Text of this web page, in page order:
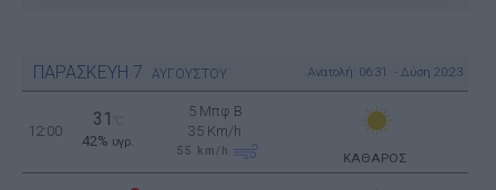
ΠΑΡΑΣΚΕΥΗ 7 ΑΥΓΟΥΣΤΟΥ Ανατολή: 06:31 - Δύση 20:23
12:00
31
42% υγρ.
5 Μπφ B
35 Km/h
55 km/h ΚΑΘΑΡΟΣ